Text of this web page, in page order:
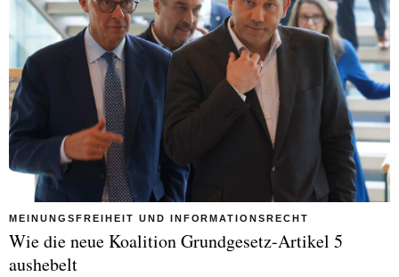
MEINUNGSFREIHEIT UND INFORMATIONSRECHT
Wie die neue Koalition Grundgesetz-Artikel 5
aushebelt